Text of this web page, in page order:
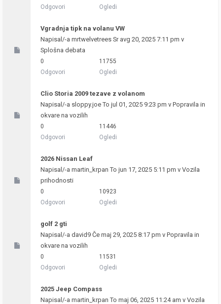
Odgovori
Ogledi
Vgradnja tipk na volanu VW
Napisal/-a mrtwelvetrees Sr avg 20, 2025 7:11 pm v
Splošna debata
0
Odgovori
11755
Ogledi
Clio Storia 2009 tezave z volanom
Napisal/-a sloppy.joeTo jul 01, 2025 9:23 pm v Popravila in
okvare na vozilih
0
Odgovori
11446
Ogledi
2026 Nissan Leaf
Napisal/-a martin_krpan To jun 17, 2025 5:11 pm v Vozila
prihodnosti
0
Odgovori
10923
Ogledi
golf 2 gti
Napisal/-a david9 Če maj 29, 2025 8:17 pm v Popravila in
okvare na vozilih
0
Odgovori
11531
Ogledi
2025 Jeep Compass
Napisal/-a martin_krpan To maj 06, 2025 11:24 am v Vozila